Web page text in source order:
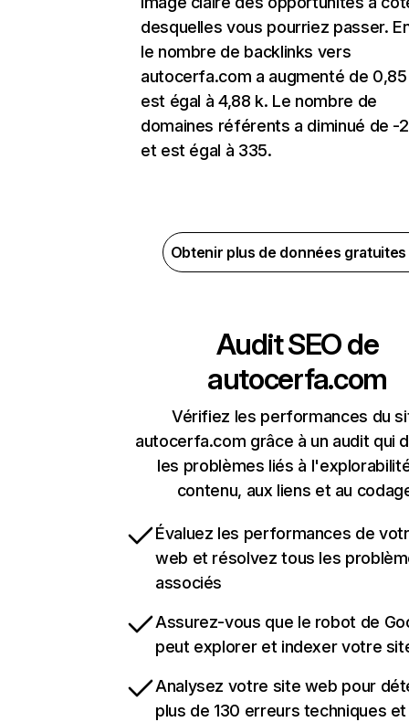
desquelles vous pourriez passer.
le nombre de backlinks vers
autocerfa.com a augmenté de
est égal à 4,88 k. Le nombre de
domaines référents a diminué de -
et est égal à 335.
Obtenir plus de données
Audit SEO de
autocerfa.com
Vérifiez les performances du
autocerfa.com grâce à un audit qui
les problèmes liés à
contenu, aux liens et au
Évaluez les performances de
web et résolvez tous les
associés
Assurez-vous que le robot de
peut explorer et indexer votre
Analysez votre site web pour
plus de 130 erreurs techniques et